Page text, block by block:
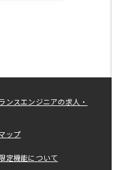
ンスエンジニアの求人・
ップ
定機能について